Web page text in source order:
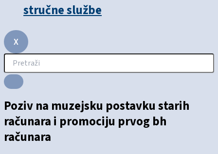
stručne službe
X
Poziv na muzejsku postavku starih
računara i promociju prvog bh
računara